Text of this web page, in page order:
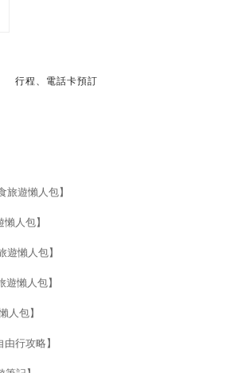
行程、電話卡預訂
旅遊懶人包】
人包】
遊懶人包】
遊懶人包】
人包】
由行攻略】